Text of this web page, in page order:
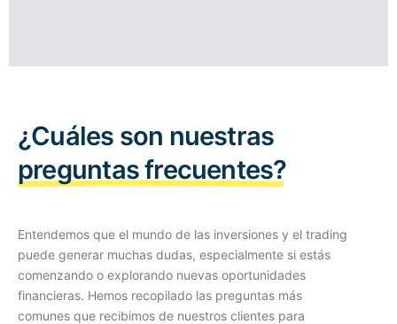
¿Cuáles son nuestras
preguntas frecuentes?
Entendemos que el mundo de las inversiones y el trading
puede generar muchas dudas, especialmente si estás
comenzando o explorando nuevas oportunidades
financieras. Hemos recopilado las preguntas más
comunes que recibimos de nuestros clientes para